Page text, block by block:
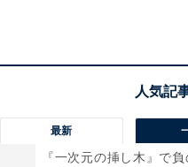
太郎、松尾諭、瀧本美織
の激しい闘いを盛り上げ
経済ドラマの醍醐味を
最新
『一次元の挿し木』で